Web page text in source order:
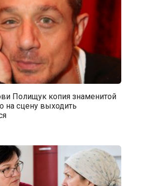
Полищук копия знаменитой
на сцену выходить